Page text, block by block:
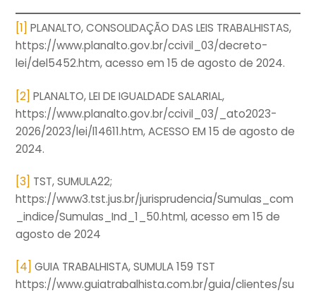
[1] PLANALTO, CONSOLIDAÇÃO DAS LEIS TRABALHISTAS,
https://www.planalto.gov.br/ccivil_03/decreto-
lei/del5452.htm, acesso em 15 de agosto de 2024.
[2] PLANALTO, LEI DE IGUALDADE SALARIAL,
https://www.planalto.gov.br/ccivil_03/_ato2023-
2026/2023/lei/l14611.htm, ACESSO EM 15 de agosto de
2024.
[3] TST, SUMULA22;
https://www3.tst.jus.br/jurisprudencia/Sumulas_com
_indice/Sumulas_Ind_1_50.html, acesso em 15 de
agosto de 2024
[4] GUIA TRABALHISTA, SUMULA 159 TST
https://www.guiatrabalhista.com.br/guia/clientes/su